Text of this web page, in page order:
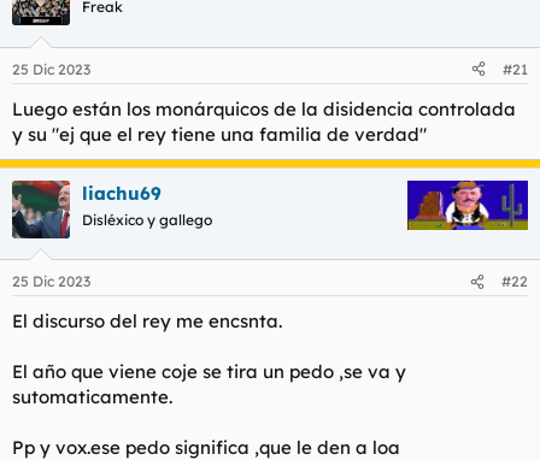
i
e
:
Freak
25 Dic 2023 #21
Luego están los monárquicos de la disidencia controlada
y su "ej que el rey tiene una familia de verdad"
liachu69
Disléxico y gallego
25 Dic 2023 #22
El discurso del rey me encsnta.
El año que viene coje se tira un pedo ,se va y
sutomaticamente.
Pp y vox.ese pedo significa ,que le den a loa